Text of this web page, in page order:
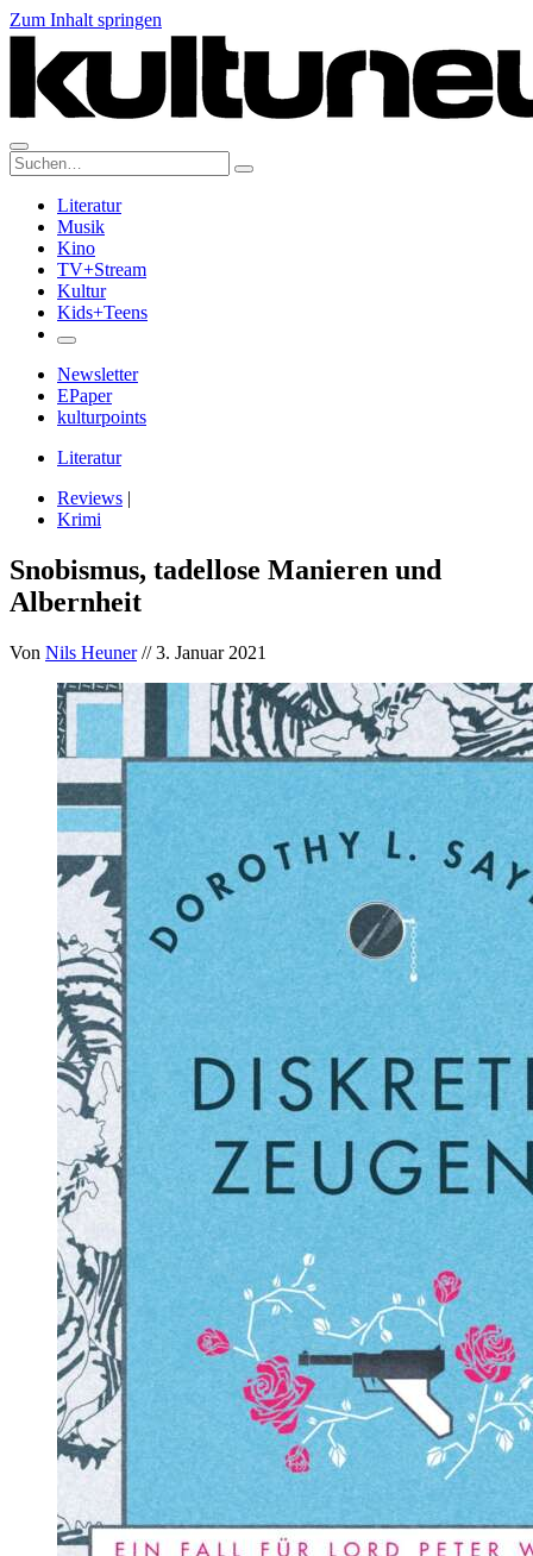
Zum Inhalt springen
Suche:
Literatur
Musik
Kino
TV+Stream
Kultur
Kids+Teens
Newsletter
EPaper
kulturpoints
Literatur
Reviews |
Krimi
Snobismus, tadellose Manieren und
Albernheit
Von Nils Heuner// 3. Januar 2021